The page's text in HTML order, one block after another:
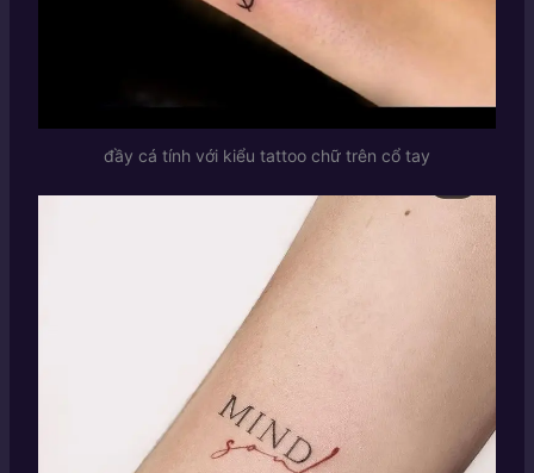
đầy cá tính với kiểu tattoo chữ trên cổ tay